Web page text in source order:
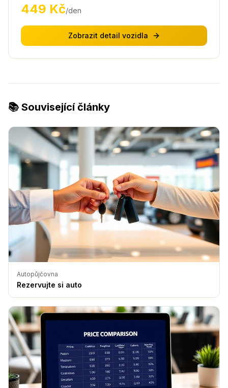
449 Kč/den
Zobrazit detail vozidla
📚 Související články
Autopůjčovna
Rezervujte si auto